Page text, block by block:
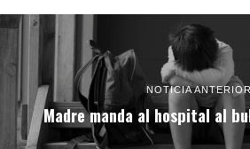
NOTICIA ANTERIOR
Madre manda al hospital al